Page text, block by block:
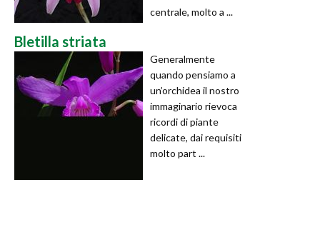
centrale, molto a ...
Bletilla striata
Generalmente
quando pensiamo a
un’orchidea il nostro
immaginario rievoca
ricordi di piante
delicate, dai requisiti
molto part ...